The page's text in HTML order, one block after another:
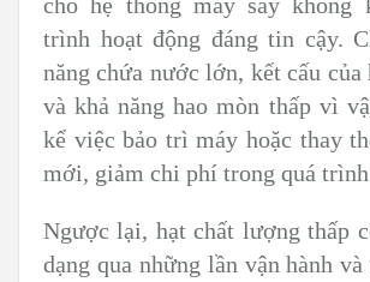
trình hoạt động đáng tin cậy.
năng chứa nước lớn, kết cấu của
và khả năng hao mòn thấp vì
kể việc bảo trì máy hoặc thay
mới, giảm chi phí trong quá trình
Ngược lại, hạt chất lượng thấp
dạng qua những lần vận hành